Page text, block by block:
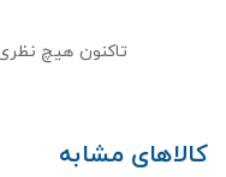
تاکنون هیچ
کالاهای مشابه